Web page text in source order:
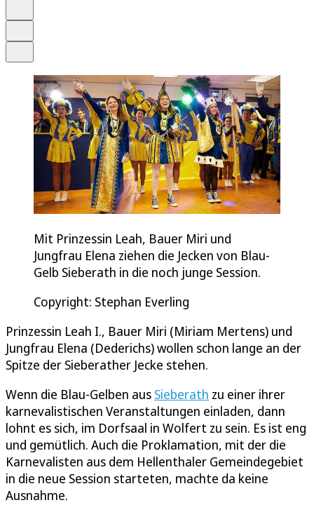
Mit Prinzessin Leah, Bauer Miri und
Jungfrau Elena ziehen die Jecken von Blau-
Gelb Sieberath in die noch junge Session.
Copyright: Stephan Everling
Prinzessin Leah I., Bauer Miri (Miriam Mertens) und
Jungfrau Elena (Dederichs) wollen schon lange an der
Spitze der Sieberather Jecke stehen.
Wenn die Blau-Gelben aus Sieberath zu einer ihrer
karnevalistischen Veranstaltungen einladen, dann
lohnt es sich, im Dorfsaal in Wolfert zu sein. Es ist eng
und gemütlich. Auch die Proklamation, mit der die
Karnevalisten aus dem Hellenthaler Gemeindegebiet
in die neue Session starteten, machte da keine
Ausnahme.